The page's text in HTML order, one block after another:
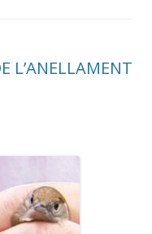
L’ANELLAMENT